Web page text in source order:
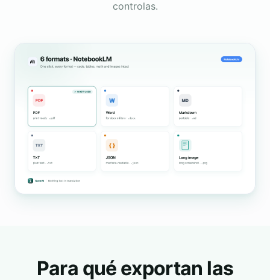
controlas.
Para qué exportan las